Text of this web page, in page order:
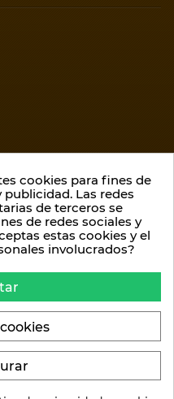
cookies para fines de
Las redes
de terceros se
de redes sociales y
estas cookies y el
involucrados?